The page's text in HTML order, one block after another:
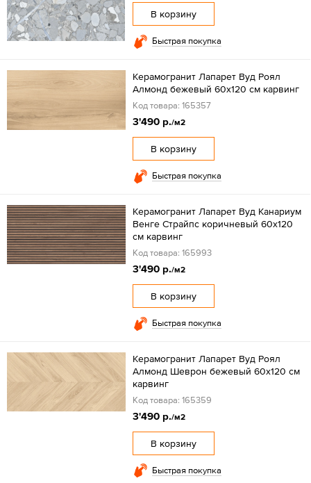
В корзину
Быстрая покупка
Керамогранит Лапарет Вуд Роял
Алмонд бежевый 60x120 см карвинг
Код товара: 165357
3'490 р./м2
В корзину
Быстрая покупка
Керамогранит Лапарет Вуд Канариум
Венге Страйпс коричневый 60x120
см карвинг
Код товара: 165993
3'490 р./м2
В корзину
Быстрая покупка
Керамогранит Лапарет Вуд Роял
Алмонд Шеврон бежевый 60x120 см
карвинг
Код товара: 165359
3'490 р./м2
В корзину
Быстрая покупка